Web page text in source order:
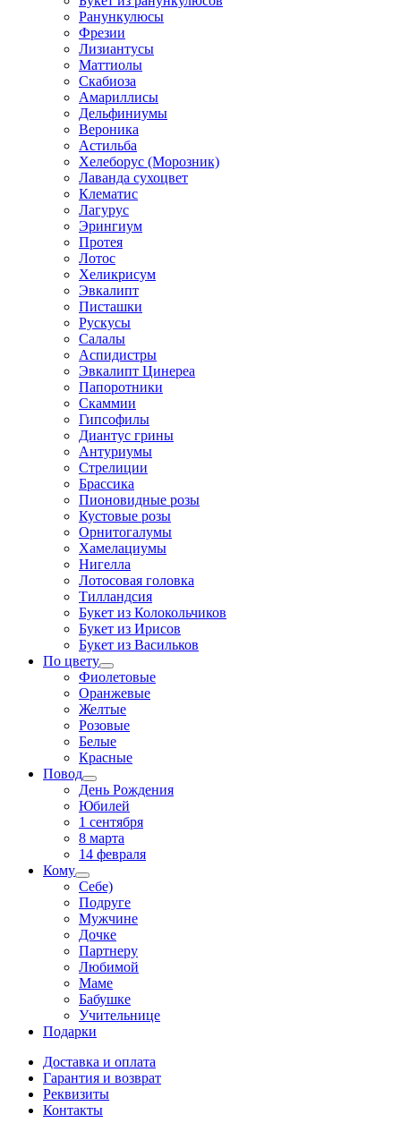
Ранункулюсы
Фрезии
Лизиантусы
Маттиолы
Скабиоза
Амариллисы
Дельфиниумы
Вероника
Астильба
Хелеборус (Морозник)
Лаванда сухоцвет
Клематис
Лагурус
Эрингиум
Протея
Лотос
Хеликрисум
Эвкалипт
Писташки
Рускусы
Салалы
Аспидистры
Эвкалипт Цинереа
Папоротники
Скаммии
Гипсофилы
Диантус грины
Антуриумы
Стрелиции
Брассика
Пионовидные розы
Кустовые розы
Орнитогалумы
Хамелациумы
Нигелла
Лотосовая головка
Тилландсия
Букет из Колокольчиков
Букет из Ирисов
Букет из Васильков
По цвету
Фиолетовые
Оранжевые
Желтые
Розовые
Белые
Красные
Повод
День Рождения
Юбилей
1 сентября
8 марта
14 февраля
Кому
Себе)
Подруге
Мужчине
Дочке
Партнеру
Любимой
Маме
Бабушке
Учительнице
Подарки
Доставка и оплата
Гарантия и возврат
Реквизиты
Контакты